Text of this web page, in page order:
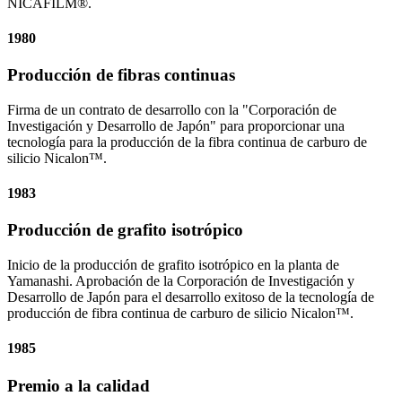
1980
Producción de fibras continuas
Firma de un contrato de desarrollo con la "Corporación de
Investigación y Desarrollo de Japón" para proporcionar una
tecnología para la producción de la fibra continua de carburo de
silicio Nicalon™.
1983
Producción de grafito isotrópico
Inicio de la producción de grafito isotrópico en la planta de
Yamanashi. Aprobación de la Corporación de Investigación y
Desarrollo de Japón para el desarrollo exitoso de la tecnología de
producción de fibra continua de carburo de silicio Nicalon™.
1985
Premio a la calidad